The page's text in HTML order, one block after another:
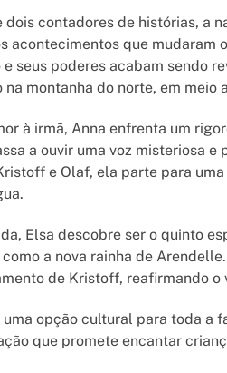
dois contadores de histórias, a
acontecimentos que mudaram
seus poderes acabam sendo
montanha do norte, em meio
à irmã, Anna enfrenta um
a ouvir uma voz misteriosa
e Olaf, ela parte para
Elsa descobre ser o quinto
a nova rainha de
de Kristoff, reafirmando
uma opção cultural para toda a
que promete encantar